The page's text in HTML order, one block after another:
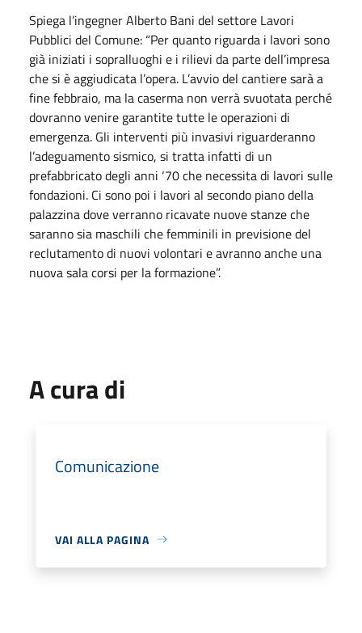
Spiega l’ingegner Alberto Bani del settore Lavori
Pubblici del Comune: “Per quanto riguarda i lavori sono
già iniziati i sopralluoghi e i rilievi da parte dell’impresa
che si è aggiudicata l’opera. L’avvio del cantiere sarà a
fine febbraio, ma la caserma non verrà svuotata perché
dovranno venire garantite tutte le operazioni di
emergenza. Gli interventi più invasivi riguarderanno
l’adeguamento sismico, si tratta infatti di un
prefabbricato degli anni ‘70 che necessita di lavori sulle
fondazioni. Ci sono poi i lavori al secondo piano della
palazzina dove verranno ricavate nuove stanze che
saranno sia maschili che femminili in previsione del
reclutamento di nuovi volontari e avranno anche una
nuova sala corsi per la formazione”.
A cura di
Comunicazione
VAI ALLA PAGINA